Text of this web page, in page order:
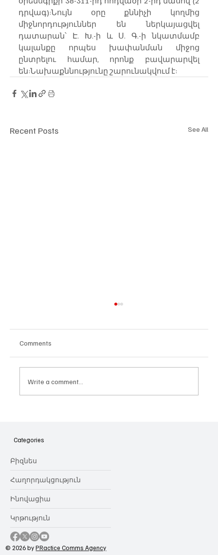
դրվագ):Նույն օրը քննիչի կողմից
միջնորդություններ են ներկայացվել
դատարան՝ Է. Խ.-ի և Ս. Գ.-ի նկատմամբ
կալանքը որպես խափանման միջոց
ընտրելու համար, որոնք բավարարվել
են:Նախաքննությունը շարունակվում է:
Recent Posts See All
նվիրում որոշում
Comments
Write a comment...
Categories
Բիզնես
Հաղորդակցություն
Ինովացիա
Կրթություն
© 2026 byPRactice Comms Agency